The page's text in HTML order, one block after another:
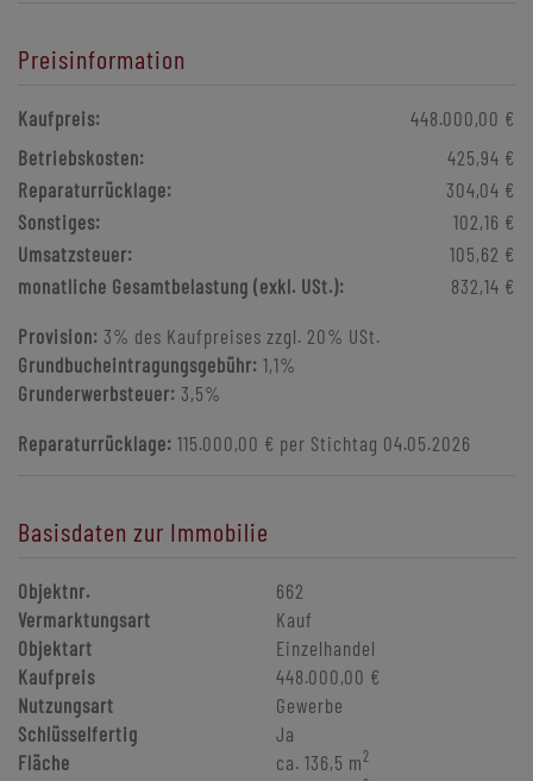
Preisinformation
Kaufpreis:
448.000,00 €
Betriebskosten:
425,94 €
Reparaturrücklage:
304,04 €
Sonstiges:
102,16 €
Umsatzsteuer:
105,62 €
monatliche Gesamtbelastung (exkl. USt.):
832,14 €
Provision: 3% des Kaufpreises zzgl. 20% USt.
Grundbucheintragungsgebühr: 1,1%
Grunderwerbsteuer: 3,5%
Reparaturrücklage: 115.000,00 € per Stichtag 04.05.2026
Basisdaten zur Immobilie
Objektnr.
662
Vermarktungsart
Kauf
Objektart
Einzelhandel
Kaufpreis
448.000,00 €
Nutzungsart
Gewerbe
Schlüsselfertig
Ja
Fläche
ca. 136,5 m2